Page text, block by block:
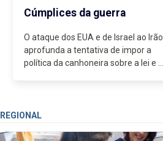
Cúmplices da guerra
O ataque dos EUA e de Israel ao Irão
aprofunda a tentativa de impor a
política da canhoneira sobre a lei e o
REGIONAL